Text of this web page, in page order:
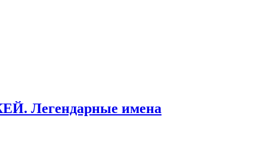
Легендарные имена